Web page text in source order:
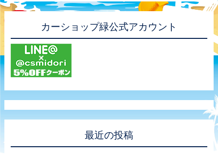
カーショップ緑公式アカウント
最近の投稿